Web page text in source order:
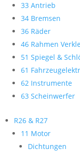
33 Antrieb
34 Bremsen
36 Räder
46 Rahmen
51 Spiegel &
61
62 Instrumente
63 Scheinwerfer
R26 & R27
11 Motor
Dichtungen